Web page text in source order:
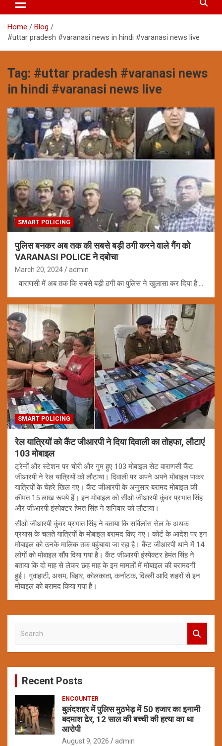
Home
Blog
#uttar pradesh #varanasi news in hindi #varanasi news live
Tag: #uttar pradesh #varanasi news
in hindi #varanasi news live
SMART POLICING
पुलिस बनकर अब तक की सबसे बड़ी ठगी करने वाले गैंग को
VARANASI POLICE ने दबोचा
March 20, 2024 admin
वाराणसी में अब तक कि सबसे बड़ी ठगी का पुलिस ने खुलासा कर दिया है.…
SMART POLICING
रेल यात्रियों को कैंट जीआरपी ने दिया दिवाली का तोहफा, लौटाएं
103 मोबाइल
ट्रेनों और स्टेशन पर चोरी और गुम हुए 103 मोबाइल सेट वाराणसी कैंट
जीआरपी ने रेल यात्रियों को लौटाया। दिवाली पर अपने अपने मोबाइल पाकर
यात्रियों के चेहरे खिल गए। कैंट जीआरपी के अनुसार बरामद मोबाइल की
कीमत 15 लाख रूपये हैं। इन मोबाइल को सीओ जीआरपी कुंवर प्रभात सिंह
और जीआरपी इंस्पेक्टर हेमंत सिंह ने शनिवार को लौटाया।
सीओ जीआरपी कुंवर प्रभात सिंह ने बताया कि सर्विलांस सेल के अथक
प्रयास के चलते यात्रियों के मोबाइल बरामद किए गए। कोर्ट के आदेश पर इन
मोबाइल को उनके मालिक तक पहुंचाया जा रहा है। कैंट जीआरपी थाने में 14
लोगों को मोबाइल सौंप दिया गया है। कैंट जीआरपी इंस्पेक्टर हेमंत सिंह ने
बताया कि दो माह से लेकर छह माह के इन मामलों में मोबाइल की बरामदगी
हुई। गुवाहाटी, असम, बिहार, कोलकाता, कर्नाटक, दिल्ली आदि शहरों से इन
मोबाइल को बरामद किया गया है।
c
Recent Posts
ENCOUNTER
बुलंदशहर में पुलिस मुठभेड़ में 50 हजार का इनामी
बदमाश ढेर, 12 साल की बच्ची की हत्या का था
आरोपी
August 9, 2026 admin